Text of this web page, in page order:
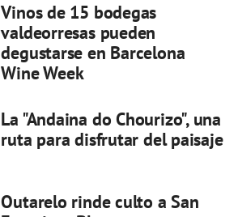
Vinos de 15 bodegas
valdeorresas pueden
degustarse en Barcelona
Wine Week
La "Andaina do Chourizo", una
ruta para disfrutar del paisaje
Outarelo rinde culto a San